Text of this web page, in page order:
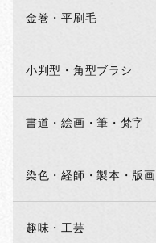
金巻・平刷毛
小判型・角型ブラシ
書道・絵画・筆・梵字
染色・経師・製本・版画
趣味・工芸